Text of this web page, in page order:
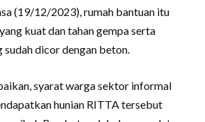
(19/12/2023), rumah bantuan itu
kuat dan tahan gempa serta
sudah dicor dengan beton.
syarat warga sektor informal
hunian RITTA tersebut